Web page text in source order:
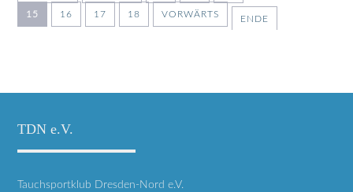
15 16 17 18 VORWÄRTS ENDE
TDN e.V.
Tauchsportklub Dresden-Nord e.V.